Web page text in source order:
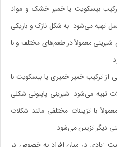
بیسکویت یا خمیر خشک و مواد
عسل تهیه می‌شود. به شکل نازک و باریکی
شیرینی معمولاً در طعم‌های مختلف و با
از ترکیب خمیر خمیری یا بیسکویت با
تهیه می‌شود. شیرینی پاپیونی شکلی
با تزیینات مختلفی مانند شکلات
دیگر تزیین می‌شود.